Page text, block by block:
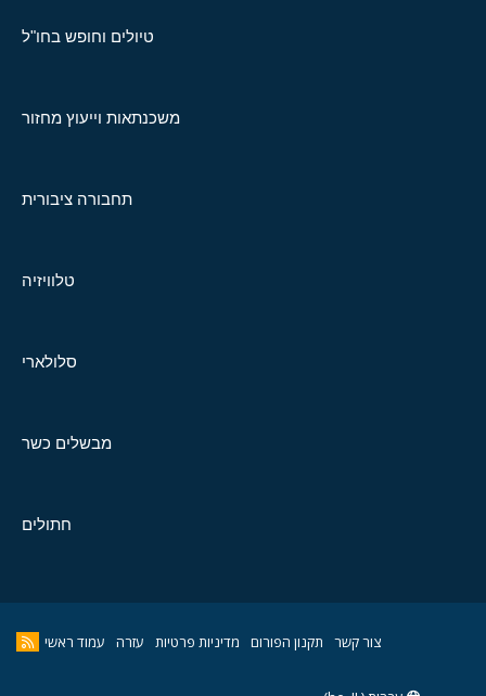
טיולים וחופש בחו"ל
משכנתאות וייעוץ מחזור
תחבורה ציבורית
טלוויזיה
סלולארי
מבשלים כשר
חתולים
צור קשר תקנון הפורום מדיניות פרטיות עזרה עמוד ראשי